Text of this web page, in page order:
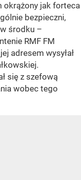
okrążony jak forteca
bezpieczni,
środku –
RMF FM
adresem wysyłał
się z szefową
wobec tego